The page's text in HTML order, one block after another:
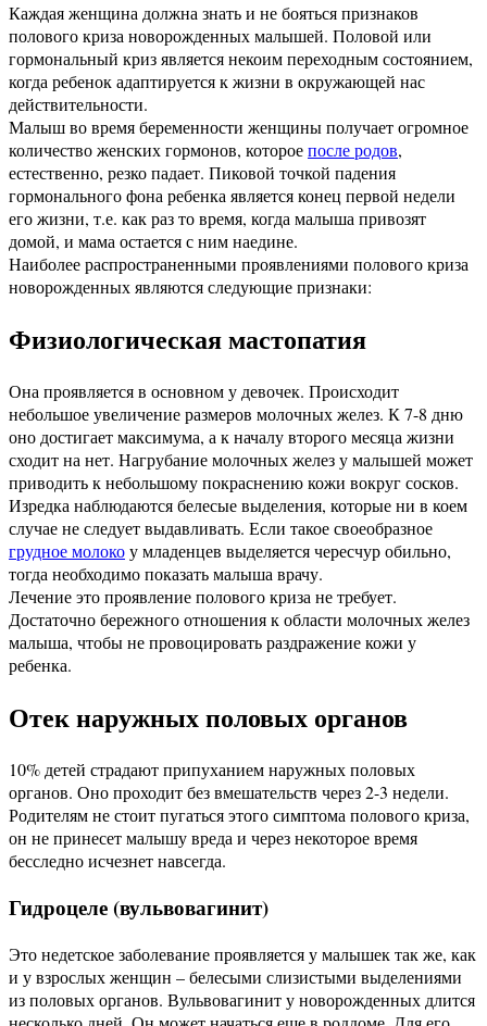
Каждая женщина должна знать и не бояться признаков
полового криза новорожденных малышей. Половой или
гормональный криз является некоим переходным состоянием,
когда ребенок адаптируется к жизни в окружающей нас
действительности.
Малыш во время беременности женщины получает огромное
количество женских гормонов, котороепосле родов,
естественно, резко падает. Пиковой точкой падения
гормонального фона ребенка является конец первой недели
его жизни, т.е. как раз то время, когда малыша привозят
домой, и мама остается с ним наедине.
Наиболее распространенными проявлениями полового криза
новорожденных являются следующие признаки:
Физиологическая мастопатия
Она проявляется в основном у девочек. Происходит
небольшое увеличение размеров молочных желез. К 7-8 дню
оно достигает максимума, а к началу второго месяца жизни
сходит на нет. Нагрубание молочных желез у малышей может
приводить к небольшому покраснению кожи вокруг сосков.
Изредка наблюдаются белесые выделения, которые ни в коем
случае не следует выдавливать. Если такое своеобразное
грудное молокоу младенцев выделяется чересчур обильно,
тогда необходимо показать малыша врачу.
Лечение это проявление полового криза не требует.
Достаточно бережного отношения к области молочных желез
малыша, чтобы не провоцировать раздражение кожи у
ребенка.
Отек наружных половых органов
10% детей страдают припуханием наружных половых
органов. Оно проходит без вмешательств через 2-3 недели.
Родителям не стоит пугаться этого симптома полового криза,
он не принесет малышу вреда и через некоторое время
бесследно исчезнет навсегда.
Гидроцеле (вульвовагинит)
Это недетское заболевание проявляется у малышек так же, как
и у взрослых женщин – белесыми слизистыми выделениями
из половых органов. Вульвовагинит у новорожденных длится